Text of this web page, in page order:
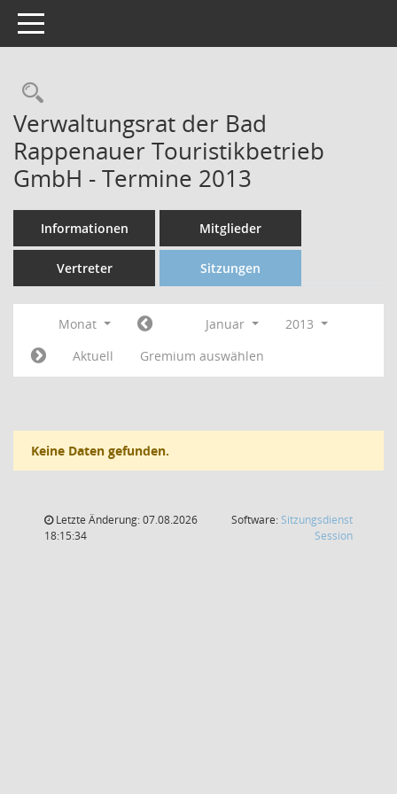
Toggle navigation
Verwaltungsrat der Bad
Rappenauer Touristikbetrieb
GmbH - Termine 2013
Informationen Mitglieder
Vertreter Sitzungen
Monat Januar
2013
Aktuell
Gremium auswählen
Keine Daten gefunden.
Letzte Änderung: 07.08.2026
18:15:34
Software: Sitzungsdienst
Session(Wird in